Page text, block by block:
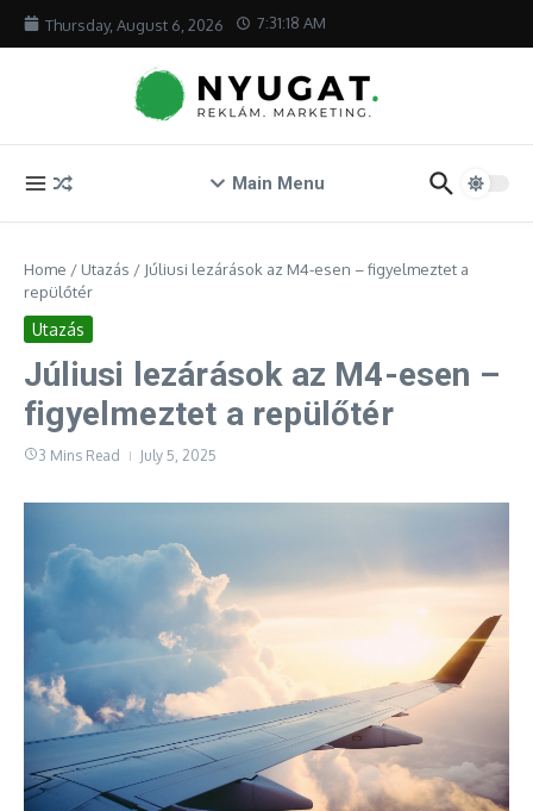
Skip to content
Thursday, August 6, 2026 7:31:18 AM
Main Menu
Home / Utazás / Júliusi lezárások az M4-esen – figyelmeztet a
repülőtér
Utazás
Júliusi lezárások az M4-esen –
figyelmeztet a repülőtér
3 Mins Read July 5, 2025